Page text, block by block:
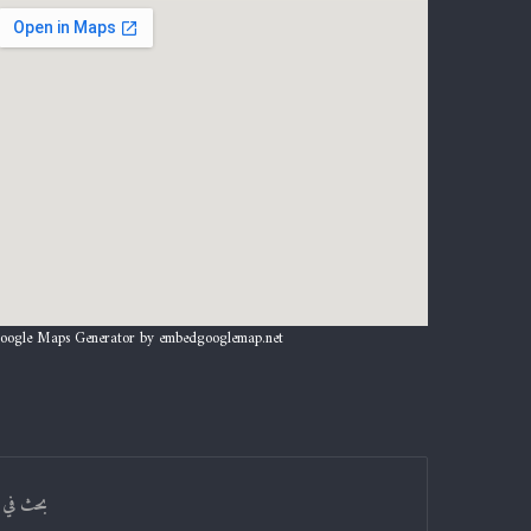
Maps Generator by embedgooglemap.net
بحث